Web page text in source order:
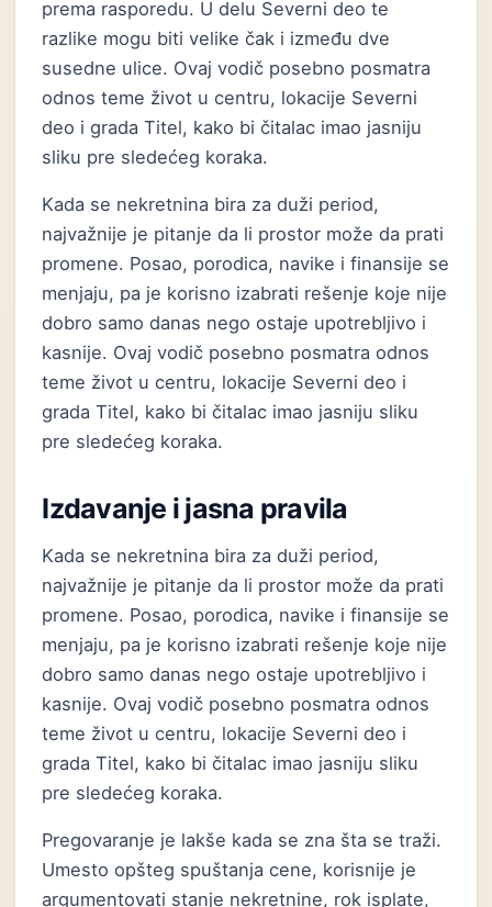
prema rasporedu. U delu Severni deo te
razlike mogu biti velike čak i između dve
susedne ulice. Ovaj vodič posebno posmatra
odnos teme život u centru, lokacije Severni
deo i grada Titel, kako bi čitalac imao jasniju
sliku pre sledećeg koraka.
Kada se nekretnina bira za duži period,
najvažnije je pitanje da li prostor može da prati
promene. Posao, porodica, navike i finansije se
menjaju, pa je korisno izabrati rešenje koje nije
dobro samo danas nego ostaje upotrebljivo i
kasnije. Ovaj vodič posebno posmatra odnos
teme život u centru, lokacije Severni deo i
grada Titel, kako bi čitalac imao jasniju sliku
pre sledećeg koraka.
Izdavanje i jasna pravila
Kada se nekretnina bira za duži period,
najvažnije je pitanje da li prostor može da prati
promene. Posao, porodica, navike i finansije se
menjaju, pa je korisno izabrati rešenje koje nije
dobro samo danas nego ostaje upotrebljivo i
kasnije. Ovaj vodič posebno posmatra odnos
teme život u centru, lokacije Severni deo i
grada Titel, kako bi čitalac imao jasniju sliku
pre sledećeg koraka.
Pregovaranje je lakše kada se zna šta se traži.
Umesto opšteg spuštanja cene, korisnije je
argumentovati stanje nekretnine, rok isplate,